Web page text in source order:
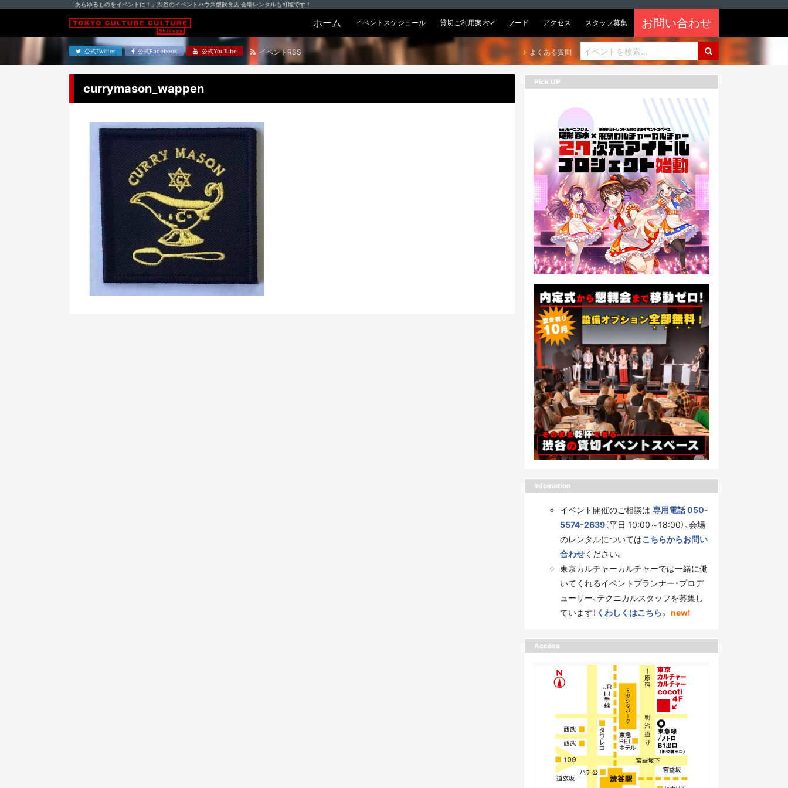
「あらゆるものをイベントに！」渋谷のイベントハウス型飲食店 会場レンタルも可能です！
ホーム イベントスケジュール 貸切ご利用案内 フード アクセス スタッフ募集 お問い合わせ
公式Twitter 公式Facebook 公式YouTube イベントRSS よくある質問
currymason_wappen Pick UP
Infomation
イベント開催のご相談は 専用電話 050-
5574-2639（平日 10:00～18:00）、会場
のレンタルについてはこちらからお問い
合わせください。
東京カルチャーカルチャーでは一緒に働
いてくれるイベントプランナー・プロデ
ューサー、テクニカルスタッフを募集し
ています！ くわしくはこちら。 new!
Access